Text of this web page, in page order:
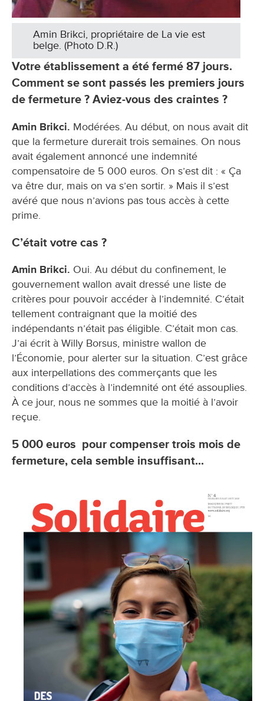
Amin Brikci, propriétaire de La vie est
belge. (Photo D.R.)
Votre établissement a été fermé 87 jours.
Comment se sont passés les premiers jours
de fermeture ? Aviez-vous des craintes ?
Amin Brikci. Modérées. Au début, on nous avait dit
que la fermeture durerait trois semaines. On nous
avait également annoncé une indemnité
compensatoire de 5 000 euros. On s’est dit : « Ça
va être dur, mais on va s’en sortir. » Mais il s’est
avéré que nous n’avions pas tous accès à cette
prime.
C’était votre cas ?
Amin Brikci. Oui. Au début du confinement, le
gouvernement wallon avait dressé une liste de
critères pour pouvoir accéder à l’indemnité. C’était
tellement contraignant que la moitié des
indépendants n’était pas éligible. C’était mon cas.
J’ai écrit à Willy Borsus, ministre wallon de
l’Économie, pour alerter sur la situation. C’est grâce
aux interpellations des commerçants que les
conditions d’accès à l’indemnité ont été assouplies.
À ce jour, nous ne sommes que la moitié à l’avoir
reçue.
5 000 euros pour compenser trois mois de
fermeture, cela semble insuffisant...